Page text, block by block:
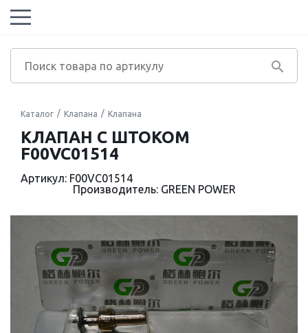
Каталог Клапана Клапана
КЛАПАН С ШТОКОМ
F00VC01514
Артикул: F00VC01514
Производитель: GREEN POWER